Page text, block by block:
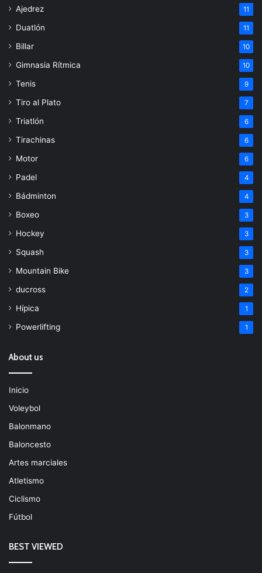
Ajedrez 11
Duatlón 11
Billar 10
Gimnasia Rítmica 10
Tenis 9
Tiro al Plato 7
Triatlón 6
Tirachinas 6
Motor 6
Padel 4
Bádminton 4
Boxeo 3
Hockey 3
Squash 3
Mountain Bike 3
ducross 2
Hípica 1
Powerlifting 1
About us
Inicio
Voleybol
Balonmano
Baloncesto
Artes marciales
Atletismo
Ciclismo
Fútbol
BEST VIEWED